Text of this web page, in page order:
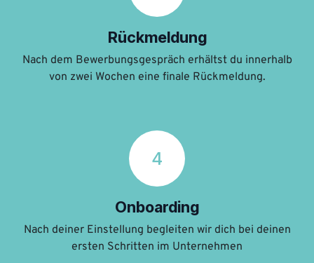
Rückmeldung
Nach dem Bewerbungsgespräch erhältst du innerhalb
von zwei Wochen eine finale Rückmeldung.
4
Onboarding
Nach deiner Einstellung begleiten wir dich bei deinen
ersten Schritten im Unternehmen